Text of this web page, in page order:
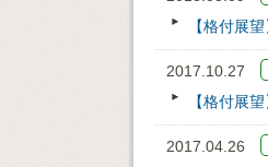
【格付展
2017.10.27
【格付展
2017.04.26